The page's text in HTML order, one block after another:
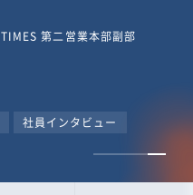
行役員 兼 Jooto事業部
ャリア入社 Jooto